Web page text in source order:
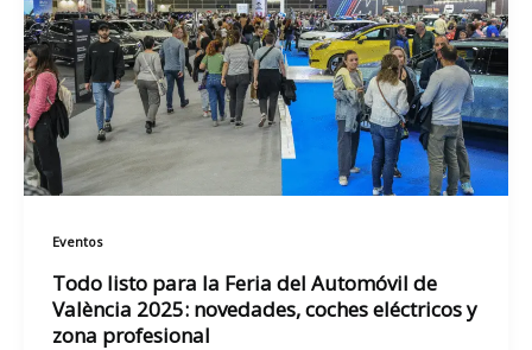
Eventos
Todo listo para la Feria del Automóvil de
València 2025: novedades, coches eléctricos y
zona profesional